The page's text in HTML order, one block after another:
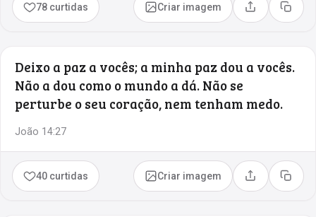
78 curtidas Criar imagem Compartilhar
Copiar
Deixo a paz a vocês; a minha paz dou a vocês.
Não a dou como o mundo a dá. Não se
perturbe o seu coração, nem tenham medo.
João 14:27
40 curtidas Criar imagem Compartilhar
Copiar